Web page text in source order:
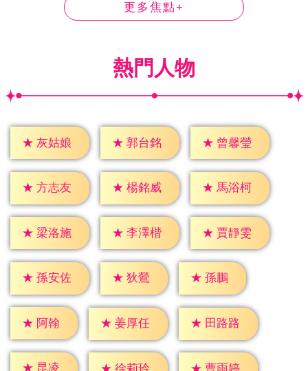
更多焦點+
熱門人物
★ 灰姑娘 ★ 郭台銘 ★ 曾馨瑩
★ 方志友 ★ 楊銘威 ★ 馬浴柯
★ 梁洛施 ★ 李澤楷 ★ 賈靜雯
★ 孫安佐 ★ 狄鶯 ★ 孫鵬
★ 阿翰 ★ 姜厚任 ★ 田路路
★ 昆凌 ★ 徐莉玲 ★ 曹雨婷